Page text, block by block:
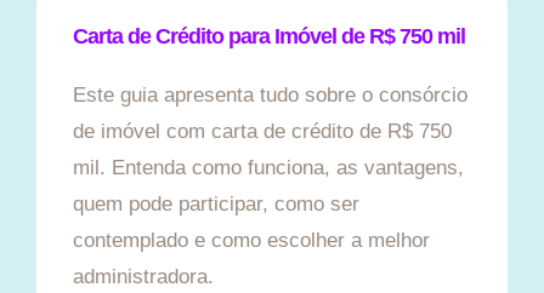
Carta de Crédito para Imóvel de R$ 750 mil
Este guia apresenta tudo sobre o consórcio
de imóvel com carta de crédito de R$ 750
mil. Entenda como funciona, as vantagens,
quem pode participar, como ser
contemplado e como escolher a melhor
administradora.